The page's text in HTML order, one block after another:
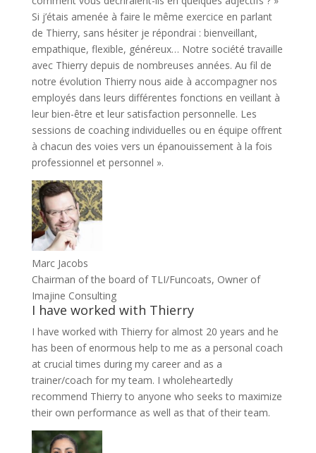
Si j’étais amenée à faire le même exercice en parlant
de Thierry, sans hésiter je répondrai : bienveillant,
empathique, flexible, généreux… Notre société travaille
avec Thierry depuis de nombreuses années. Au fil de
notre évolution Thierry nous aide à accompagner nos
employés dans leurs différentes fonctions en veillant à
leur bien-être et leur satisfaction personnelle. Les
sessions de coaching individuelles ou en équipe offrent
à chacun des voies vers un épanouissement à la fois
professionnel et personnel ».
Marc Jacobs
Chairman of the board of TLI/Funcoats, Owner of
Imajine Consulting
I have worked with Thierry
I have worked with Thierry for almost 20 years and he
has been of enormous help to me as a personal coach
at crucial times during my career and as a
trainer/coach for my team. I wholeheartedly
recommend Thierry to anyone who seeks to maximize
their own performance as well as that of their team.